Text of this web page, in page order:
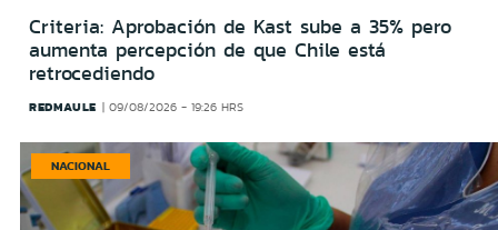
Criteria: Aprobación de Kast sube a 35% pero
aumenta percepción de que Chile está
retrocediendo
REDMAULE 09/08/2026 - 19:26 HRS
NACIONAL